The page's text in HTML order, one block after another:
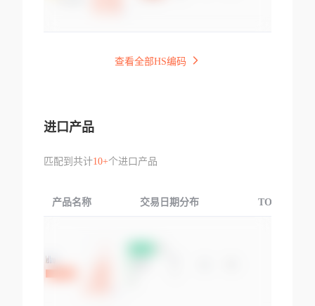
查看全部HS编码
进口产品
匹配到共计10+个进口产品
产品名称 交易日期分布 TOP3交易国